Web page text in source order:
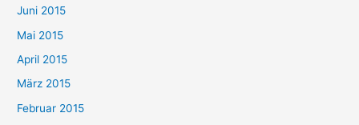
Juni 2015
Mai 2015
April 2015
März 2015
Februar 2015